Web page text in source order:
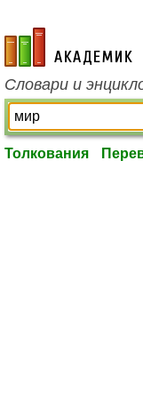
academic.ru
Словари и
Толкования